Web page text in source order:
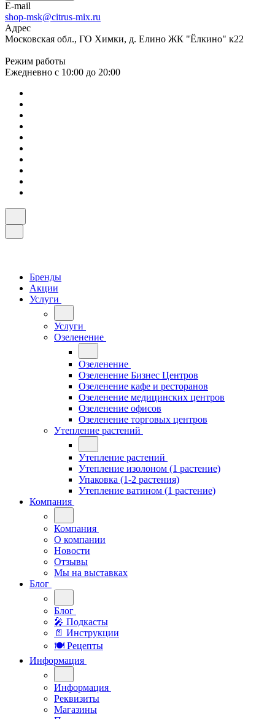
E-mail
shop-msk@citrus-mix.ru
Адрес
Московская обл., ГО Химки, д. Елино ЖК "Ёлкино" к22
Режим работы
Ежедневно с 10:00 до 20:00
Бренды
Акции
Услуги
Услуги
Озеленение
Озеленение
Озеленение Бизнес Центров
Озеленение кафе и ресторанов
Озеленение медицинских центров
Озеленение офисов
Озеленение торговых центров
Утепление растений
Утепление растений
Утепление изолоном (1 растение)
Упаковка (1-2 растения)
Утепление ватином (1 растение)
Компания
Компания
О компании
Новости
Отзывы
Мы на выставках
Блог
Блог
🎤︎︎ Подкасты
📄 Инструкции
🍽 Рецепты
Информация
Информация
Реквизиты
Магазины